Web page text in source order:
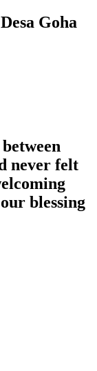
Goha
never felt
blessing